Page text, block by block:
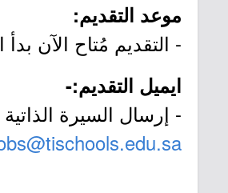
موعد التقديم:
- التقديم مُتاح الآن بدأ اليوم يوم
ايميل التقديم:-
- إرسال السيرة